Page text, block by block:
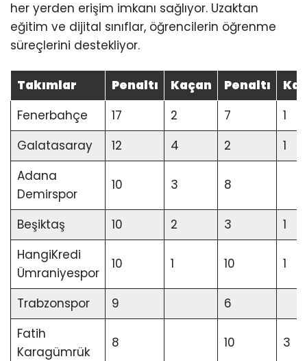
her yerden erişim imkanı sağlıyor. Uzaktan
eğitim ve dijital sınıflar, öğrencilerin öğrenme
süreçlerini destekliyor.
Takımlar Penaltı Kaçan Penaltı
Fenerbahçe
17 2 7
1
Galatasaray
12 4 2
1
Adana
Demirspor
10 3 8
Beşiktaş 10 2 3
1
HangiKredi
Ümraniyespor
10 1 10 1
Trabzonspor 9
6
Fatih
Karagümrük
8 10 3